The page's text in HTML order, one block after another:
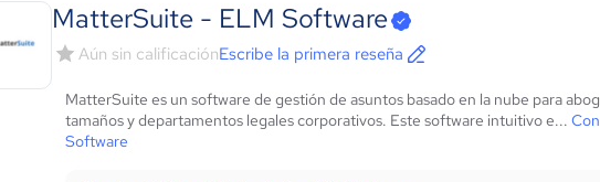
MatterSuite - ELM Software
Aún sin calificaciónEscribe la primera reseña
MatterSuite es un software de gestión de asuntos basado en la nube para
tamaños y departamentos legales corporativos. Este software intuitivo e...
Software